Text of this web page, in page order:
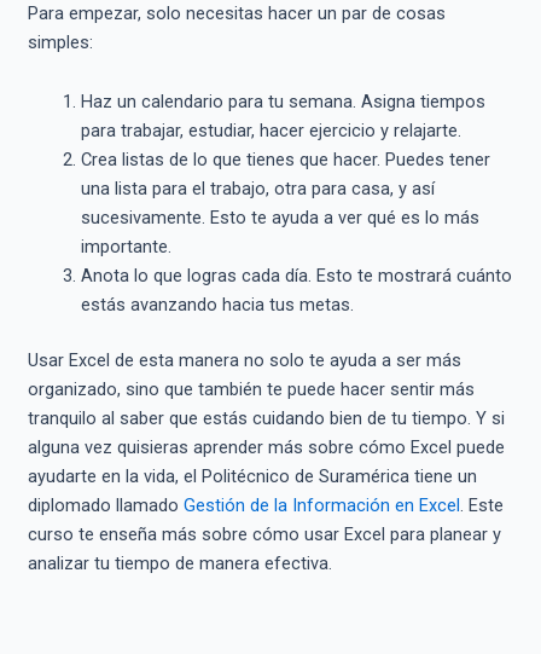
Para empezar, solo necesitas hacer un par de cosas
simples:
Haz un calendario para tu semana. Asigna tiempos
para trabajar, estudiar, hacer ejercicio y relajarte.
Crea listas de lo que tienes que hacer. Puedes tener
una lista para el trabajo, otra para casa, y así
sucesivamente. Esto te ayuda a ver qué es lo más
importante.
Anota lo que logras cada día. Esto te mostrará cuánto
estás avanzando hacia tus metas.
Usar Excel de esta manera no solo te ayuda a ser más
organizado, sino que también te puede hacer sentir más
tranquilo al saber que estás cuidando bien de tu tiempo. Y si
alguna vez quisieras aprender más sobre cómo Excel puede
ayudarte en la vida, el Politécnico de Suramérica tiene un
diplomado llamado Gestión de la Información en Excel. Este
curso te enseña más sobre cómo usar Excel para planear y
analizar tu tiempo de manera efectiva.